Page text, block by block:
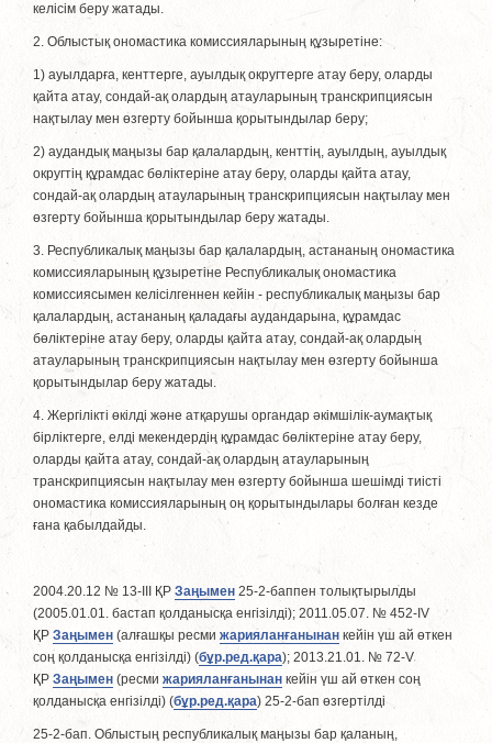
келісім беру жатады.
2. Облыстық ономастика комиссияларының құзыретіне:
1) ауылдарға, кенттерге, ауылдық округтерге атау беру, оларды
қайта атау, сондай-ақ олардың атауларының транскрипциясын
нақтылау мен өзгерту бойынша қорытындылар беру;
2) аудандық маңызы бар қалалардың, кенттің, ауылдың, ауылдық
округтің құрамдас бөлiктерiне атау беру, оларды қайта атау,
сондай-ақ олардың атауларының транскрипциясын нақтылау мен
өзгерту бойынша қорытындылар беру жатады.
3. Республикалық маңызы бар қалалардың, астананың ономастика
комиссияларының құзыретіне Республикалық ономастика
комиссиясымен келісілгеннен кейін - республикалық маңызы бар
қалалардың, астананың қаладағы аудандарына, құрамдас
бөлiктерiне атау беру, оларды қайта атау, сондай-ақ олардың
атауларының транскрипциясын нақтылау мен өзгерту бойынша
қорытындылар беру жатады.
4. Жергілікті өкілді және атқарушы органдар әкімшілік-аумақтық
бірліктерге, елді мекендердің құрамдас бөлiктерiне атау беру,
оларды қайта атау, сондай-ақ олардың атауларының
транскрипциясын нақтылау мен өзгерту бойынша шешімді тиісті
ономастика комиссияларының оң қорытындылары болған кезде
ғана қабылдайды.
2004.20.12 № 13-III ҚР Заңымен 25-2-баппен толықтырылды
(2005.01.01. бастап қолданысқа енгізілді); 2011.05.07. № 452-IV
ҚР Заңымен (алғашқы ресми жарияланғанынан кейін үш ай өткен
соң қолданысқа енгізілді) (бұр.ред.қара); 2013.21.01. № 72-V
ҚР Заңымен (ресми жарияланғанынан кейін үш ай өткен соң
қолданысқа енгізiлдi) (бұр.ред.қара) 25-2-бап өзгертілді
25-2-бап. Облыстың республикалық маңызы бар қаланың,